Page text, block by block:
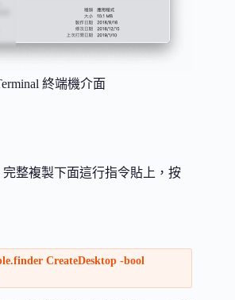
終端機介面
完整複製下面這行指令貼上，按
CreateDesktop -bool